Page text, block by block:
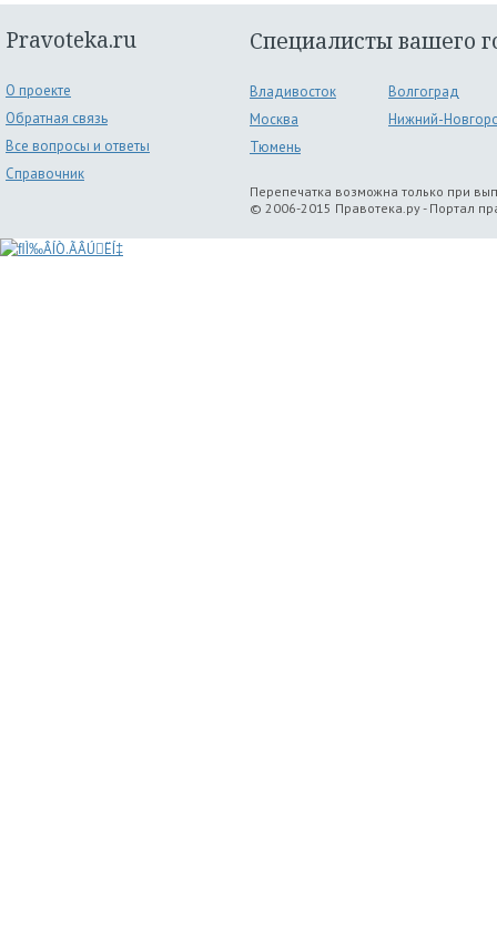
Pravoteka.ru
О проекте
Обратная связь
Все вопросы и ответы
Справочник
Специалисты вашего
Владивосток
Волгоград
Москва
Нижний-
Тюмень
Перепечатка возможна только при
© 2006-2015 Правотека.ру - Портал